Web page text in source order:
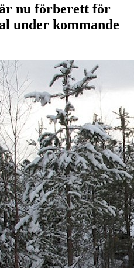
nu förberett för
under kommande